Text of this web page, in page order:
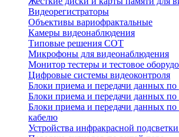
Видеорегистраторы
Объективы вариофрактальные
Камеры видеонаблюдения
Типовые решения СОТ
Микрофоны для видеонаблюдения
Монитор тестеры и тестовое
Цифровые системы видеоконтроля
Блоки приема и передачи данных по
Блоки приема и передачи данных по
Блоки приема и передачи данных по
кабелю
Устройства инфракрасной